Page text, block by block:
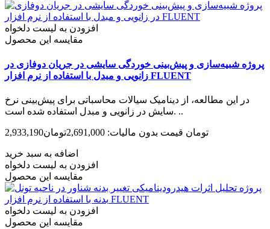
افزودن به لیست دلخواه
مقایسه این محصول
پروژه شبیه­‌سازی و پیش­‌بینی خوردگی سایشی در جریان دوفازی در
زانویی و مبدل با استفاده از نرم افزار FLUENT
در این مطالعه، از دینامیک سیالات محاسباتی برای پیش­‌بینی نرخ
سایش در زانویی و مبدل استفاده شده است. ..
2,933,190تومان قیمت بدون مالیات: 2,691,000تومان
اضافه به سبد خرید
افزودن به لیست دلخواه
مقایسه این محصول
افزودن به لیست دلخواه
مقایسه این محصول